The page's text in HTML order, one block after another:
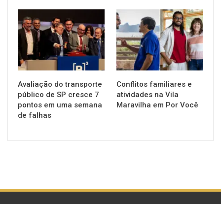
NOTÍCIAS
Avaliação do transporte
público de SP cresce 7
pontos em uma semana
de falhas
NOTÍCIAS
Conflitos familiares e
atividades na Vila
Maravilha em Por Você